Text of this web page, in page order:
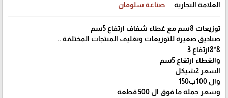
العلامة التجارية صناعة سلوفان
توزيعات 8سم مع غطاء شفاف ارتفاع 5سم
صناديق صغيرة للتوزيعات وتغليف المنتجات المختلفة ..
8*8ارتفاع 3
والغطاء ارتغاع 5سم
السعر 2شيكل
وال 100ب150
وسعر جملة ما فوق ال 500 قطعة